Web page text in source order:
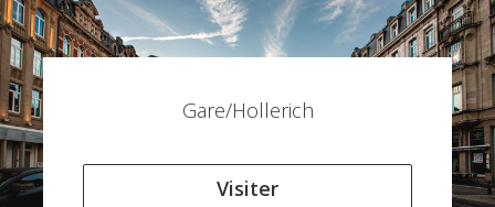
Gare/Hollerich
Visiter